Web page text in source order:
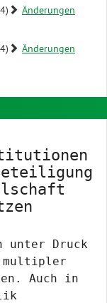
Änderungen
Änderungen
unter Druck
multipler
Auch in